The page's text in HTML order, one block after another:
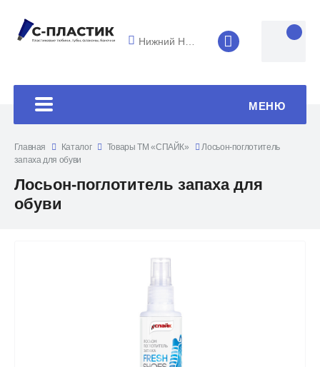
Нижний Новгород 8 (4852) 33-
МЕНЮ
Главная Каталог Товары ТМ «СПАЙК»
Лосьон-поглотитель
запаха для обуви
Лосьон-поглотитель запаха для
обуви